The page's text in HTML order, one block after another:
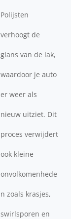
Polijsten
verhoogt de
glans van de lak,
waardoor je auto
er weer als
nieuw uitziet. Dit
proces verwijdert
ook kleine
onvolkomenhede
n zoals krasjes,
swirlsporen en